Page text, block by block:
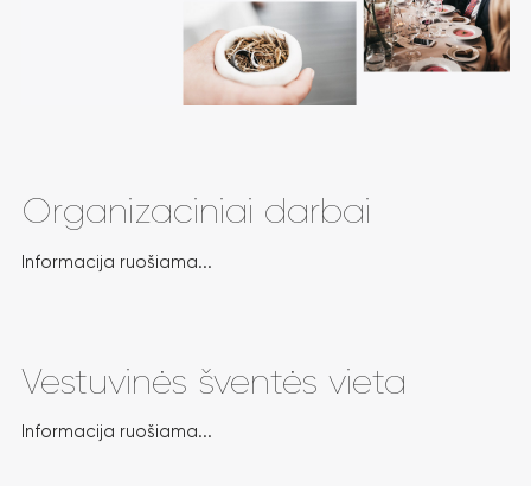
Organizaciniai darbai
Informacija ruošiama...
Vestuvinės šventės vieta
Informacija ruošiama...